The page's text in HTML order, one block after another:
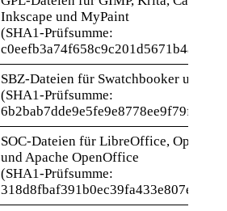
Inkscape und MyPaint
(SHA1-Prüfsumme:
SBZ-Dateien für Swatchbooker und
(SHA1-Prüfsumme:
SOC-Dateien für LibreOffice,
und Apache OpenOffice
(SHA1-Prüfsumme: